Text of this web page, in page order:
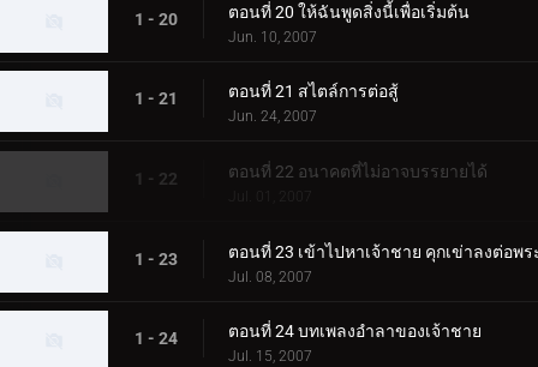
1 - 20 ตอนที่ 20 ให้ฉันพูดสิ่งนี้เพื่อเริ่มต้น
Jun. 10, 2007
1 - 21 ตอนที่ 21 สไตล์การต่อสู้
Jun. 24, 2007
1 - 22 ตอนที่ 22 อนาคตที่ไม่อาจบรรยายได้
Jul. 01, 2007
1 - 23 ตอนที่ 23 เข้าไปหาเจ้าชาย คุกเข่าลงต่อพร
Jul. 08, 2007
1 - 24 ตอนที่ 24 บทเพลงอำลาของเจ้าชาย
Jul. 15, 2007